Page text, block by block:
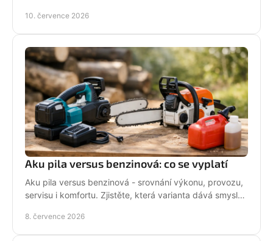
10. července 2026
Aku pila versus benzinová: co se vyplatí
Aku pila versus benzinová - srovnání výkonu, provozu,
servisu i komfortu. Zjistěte, která varianta dává smysl
8. července 2026